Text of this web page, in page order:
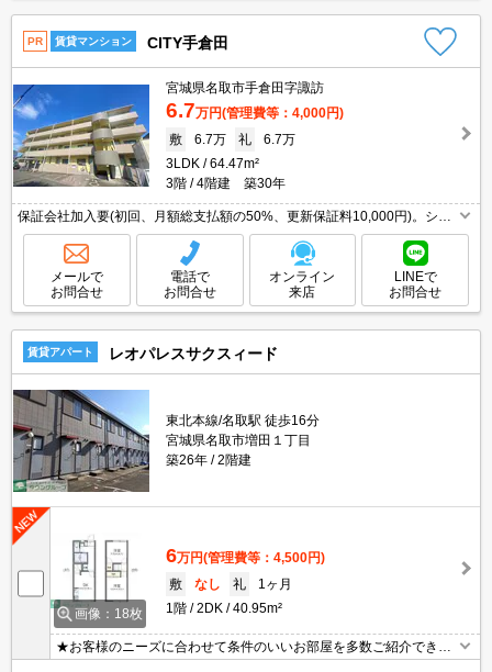
PR 賃貸マンション CITY手倉田
宮城県名取市手倉田字諏訪
6.7万円(管理費等：4,000円)
敷
6.7万 礼
6.7万
3LDK
64.47m²
3階
4階建 築30年
保証会社加入要(初回、月額総支払額の50%、更新保証料10,000円)。シャ
ワー付独立洗面台。バス・トイレ別。TVインターホン付き。追焚き機能付
バス。温水洗浄便座付き。室内に洗濯機置場あり。
メールで
お問合せ
電話で
お問合せ
オンライン
来店
LINEで
お問合せ
賃貸アパート レオパレスサクスィード
東北本線/名取駅 徒歩16分
宮城県名取市増田１丁目
築26年
2階建
画像：18枚
6万円(管理費等：4,500円)
敷
なし 礼
1ヶ月
1階
2DK 40.95m²
★お客様のニーズに合わせて条件のいいお部屋を多数ご紹介できま
す★賃貸物件のお部屋探しはタウンハウジングへ